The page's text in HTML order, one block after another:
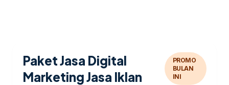
Paket Jasa Digital
Marketing Jasa Iklan
PROMO
BULAN
INI